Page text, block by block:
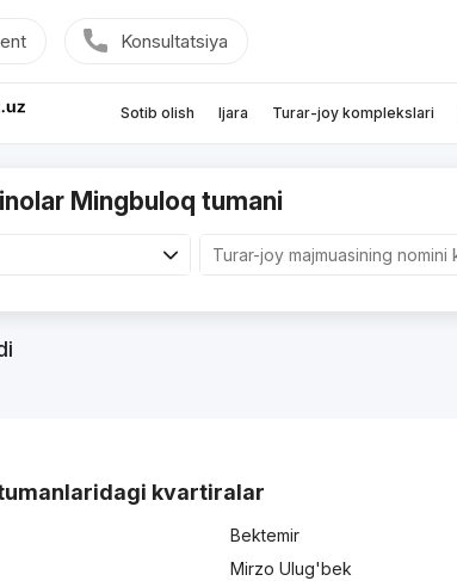
Konsultatsiya
Sotib olish Ijara Turar-joy komplekslari
Mingbuloq tumani
kvartiralar
Bektemir
Mirzo Ulug'bek